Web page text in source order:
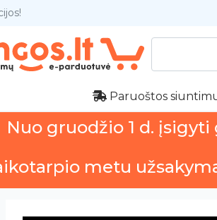
Paruoštos
Nuo gruodžio 1 d.
metu